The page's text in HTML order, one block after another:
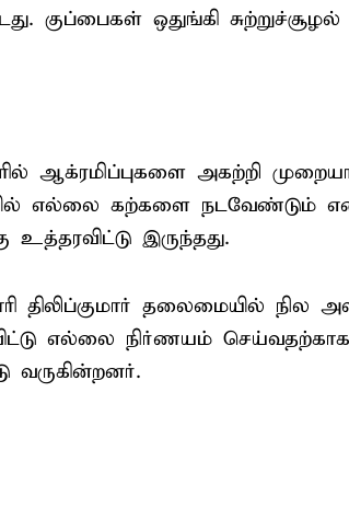
குப்பைகள் ஒதுங்கி சுற்றுச்சூழல்
ஆக்ரமிப்புகளை அகற்றி
எல்லை கற்களை நடவேண்டும்
உத்தரவிட்டு இருந்தது.
திலிப்குமார் தலைமையில் நில
எல்லை நிர்ணயம்